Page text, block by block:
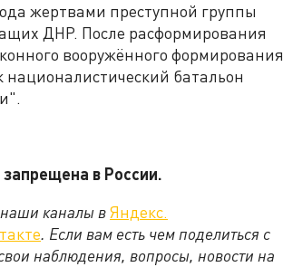
жертвами преступной группы
ДНР. После расформирования
вооружённого формирования
батальон
в России.
каналы вЯндекс.
. Если вам есть чем поделиться с
наблюдения, вопросы, новости на